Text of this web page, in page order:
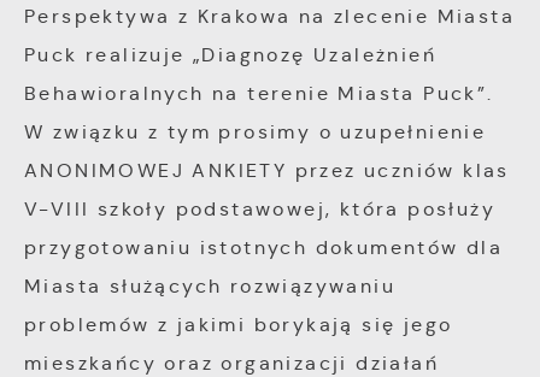
Perspektywa z Krakowa na zlecenie Miasta
Puck realizuje „Diagnozę Uzależnień
Behawioralnych na terenie Miasta Puck”.
W związku z tym prosimy o uzupełnienie
ANONIMOWEJ ANKIETY przez uczniów klas
V-VIII szkoły podstawowej, która posłuży
przygotowaniu istotnych dokumentów dla
Miasta służących rozwiązywaniu
problemów z jakimi borykają się jego
mieszkańcy oraz organizacji działań